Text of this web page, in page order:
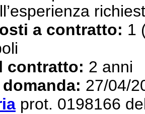
a contratto: 1
contratto: 2 anni
27/04/
prot. 0198166